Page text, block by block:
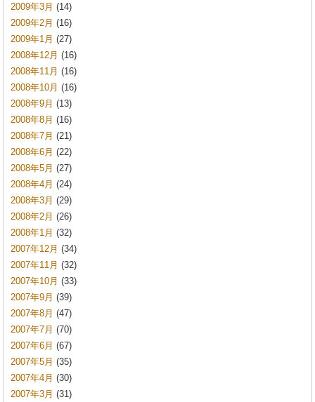
2009年3月 (14)
2009年2月 (16)
2009年1月 (27)
2008年12月 (16)
2008年11月 (16)
2008年10月 (16)
2008年9月 (13)
2008年8月 (16)
2008年7月 (21)
2008年6月 (22)
2008年5月 (27)
2008年4月 (24)
2008年3月 (29)
2008年2月 (26)
2008年1月 (32)
2007年12月 (34)
2007年11月 (32)
2007年10月 (33)
2007年9月 (39)
2007年8月 (47)
2007年7月 (70)
2007年6月 (67)
2007年5月 (35)
2007年4月 (30)
2007年3月 (31)